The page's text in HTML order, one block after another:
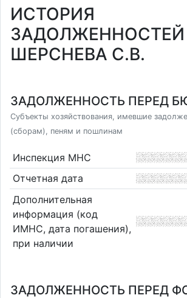
ИСТОРИЯ
ЗАДОЛЖЕННОСТЕЙ
ШЕРСНЕВА С.В.
ЗАДОЛЖЕННОСТЬ ПЕРЕД
Субъекты хозяйствования, имевшие
(сборам), пеням и пошлинам
Инспекция МНС
Отчетная дата
Дополнительная
информация (код
ИМНС, дата погашения),
при наличии
ЗАДОЛЖЕННОСТЬ ПЕРЕД